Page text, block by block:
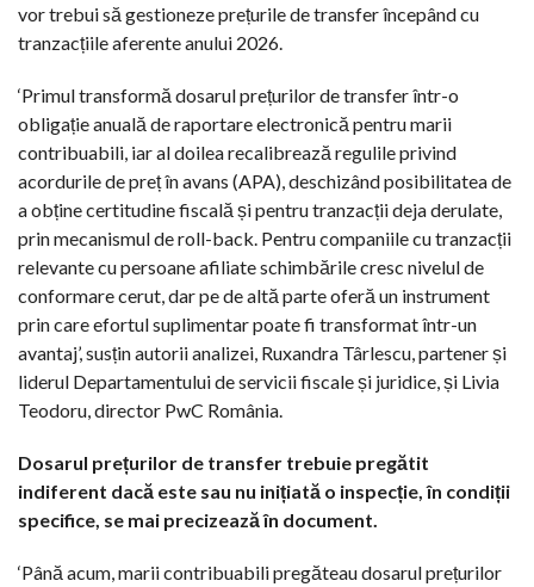
vor trebui să gestioneze prețurile de transfer începând cu
tranzacțiile aferente anului 2026.
‘Primul transformă dosarul prețurilor de transfer într-o
obligație anuală de raportare electronică pentru marii
contribuabili, iar al doilea recalibrează regulile privind
acordurile de preț în avans (APA), deschizând posibilitatea de
a obține certitudine fiscală și pentru tranzacții deja derulate,
prin mecanismul de roll-back. Pentru companiile cu tranzacții
relevante cu persoane afiliate schimbările cresc nivelul de
conformare cerut, dar pe de altă parte oferă un instrument
prin care efortul suplimentar poate fi transformat într-un
avantaj’, susțin autorii analizei, Ruxandra Târlescu, partener și
liderul Departamentului de servicii fiscale și juridice, și Livia
Teodoru, director PwC România.
Dosarul prețurilor de transfer trebuie pregătit
indiferent dacă este sau nu inițiată o inspecție, în condiții
specifice, se mai precizează în document.
‘Până acum, marii contribuabili pregăteau dosarul prețurilor